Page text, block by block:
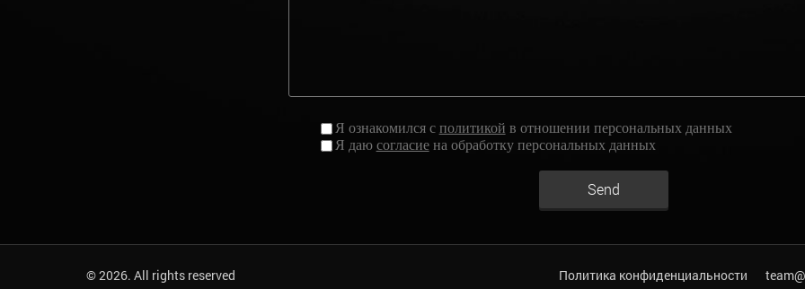
Я ознакомился с политикой в отношении персональных данных
Я даю согласиена обработку персональных данных
Send
Политика конфиденциальности
© 2026. All rights reserved